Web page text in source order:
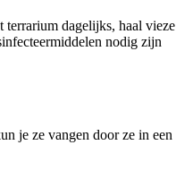
terrarium dagelijks, haal vieze
nodig zijn
je ze vangen door ze in een